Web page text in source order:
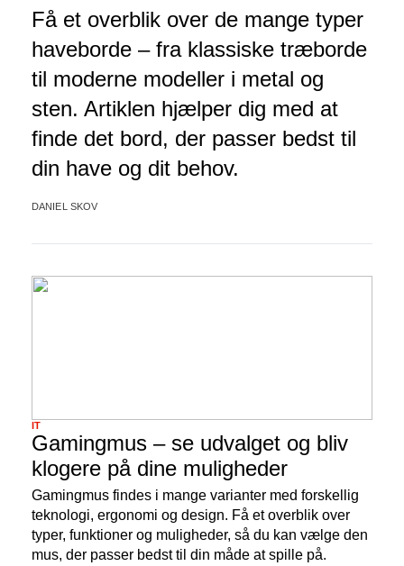
Få et overblik over de mange typer
haveborde – fra klassiske træborde
til moderne modeller i metal og
sten. Artiklen hjælper dig med at
finde det bord, der passer bedst til
din have og dit behov.
DANIEL SKOV
Gamingmus – se udvalget og bliv
klogere på dine muligheder
IT
Gamingmus findes i mange varianter med forskellig
teknologi, ergonomi og design. Få et overblik over
typer, funktioner og muligheder, så du kan vælge den
mus, der passer bedst til din måde at spille på.